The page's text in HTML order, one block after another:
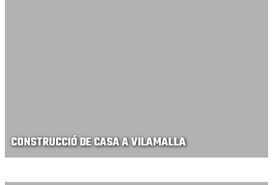
CONSTRUCCIÓ DE CASA A VILAMALLA